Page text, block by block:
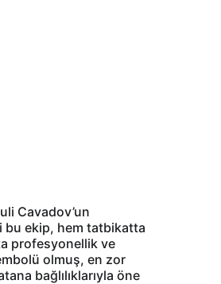
Cavadov’un
bu ekip, hem tatbikatta
profesyonellik ve
olmuş, en zor
bağlılıklarıyla öne